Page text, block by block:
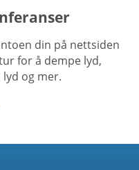
din på nettsiden
for å dempe lyd,
og mer.